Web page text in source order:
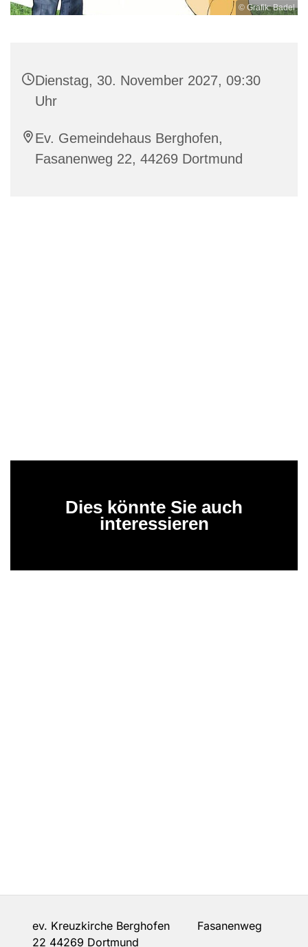
© Grafik: Badel
Dienstag, 30. November 2027, 09:30
Uhr
Ev. Gemeindehaus Berghofen,
Fasanenweg 22, 44269 Dortmund
Dies könnte Sie auch
interessieren
ev. Kreuzkirche Berghofen Fasanenweg
22 44269 Dortmund